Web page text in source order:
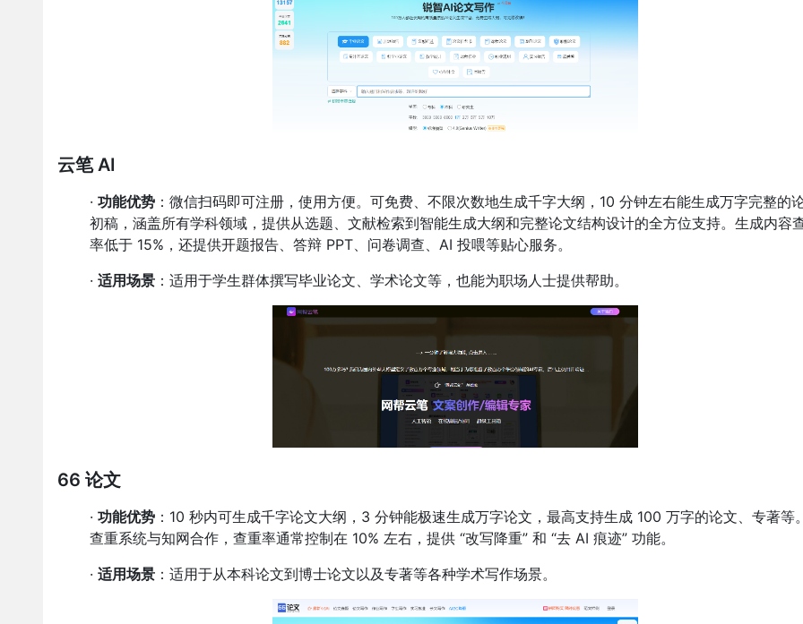
云笔 AI
· 功能优势 ：微信扫码即可注册，使用方便。可免费、不限次数地生成千字大纲，10 分钟左右能生成万字完整的
初稿，涵盖所有学科领域，提供从选题、文献检索到智能生成大纲和完整论文结构设计的全方位支持。生成内容
率低于 15%，还提供开题报告、答辩 PPT、问卷调查、AI 投喂等贴心服务。
· 适用场景 ：适用于学生群体撰写毕业论文、学术论文等，也能为职场人士提供帮助。
66 论文
· 功能优势 ：10 秒内可生成千字论文大纲，3 分钟能极速生成万字论文，最高支持生成 100 万字的论文、专著等
查重系统与知网合作，查重率通常控制在 10% 左右，提供 “改写降重” 和 “去 AI 痕迹” 功能。
· 适用场景 ：适用于从本科论文到博士论文以及专著等各种学术写作场景。